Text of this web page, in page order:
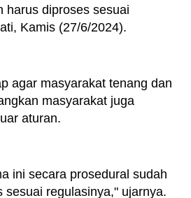
harus diproses sesuai
Kamis (27/6/2024).
agar masyarakat tenang dan
masyarakat juga
aturan.
ini secara prosedural sudah
sesuai regulasinya," ujarnya.